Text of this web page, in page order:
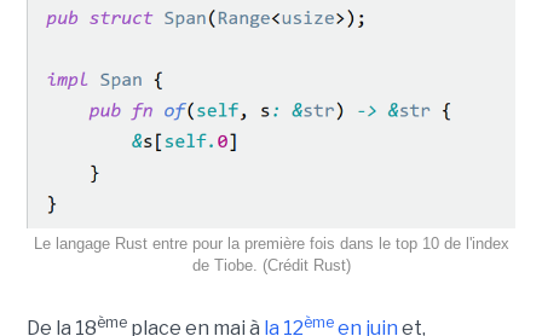
Le langage Rust entre pour la première fois dans le top 10 de l'index
de Tiobe. (Crédit Rust)
De la 18èmeplace en mai à la 12èmeen juin et,